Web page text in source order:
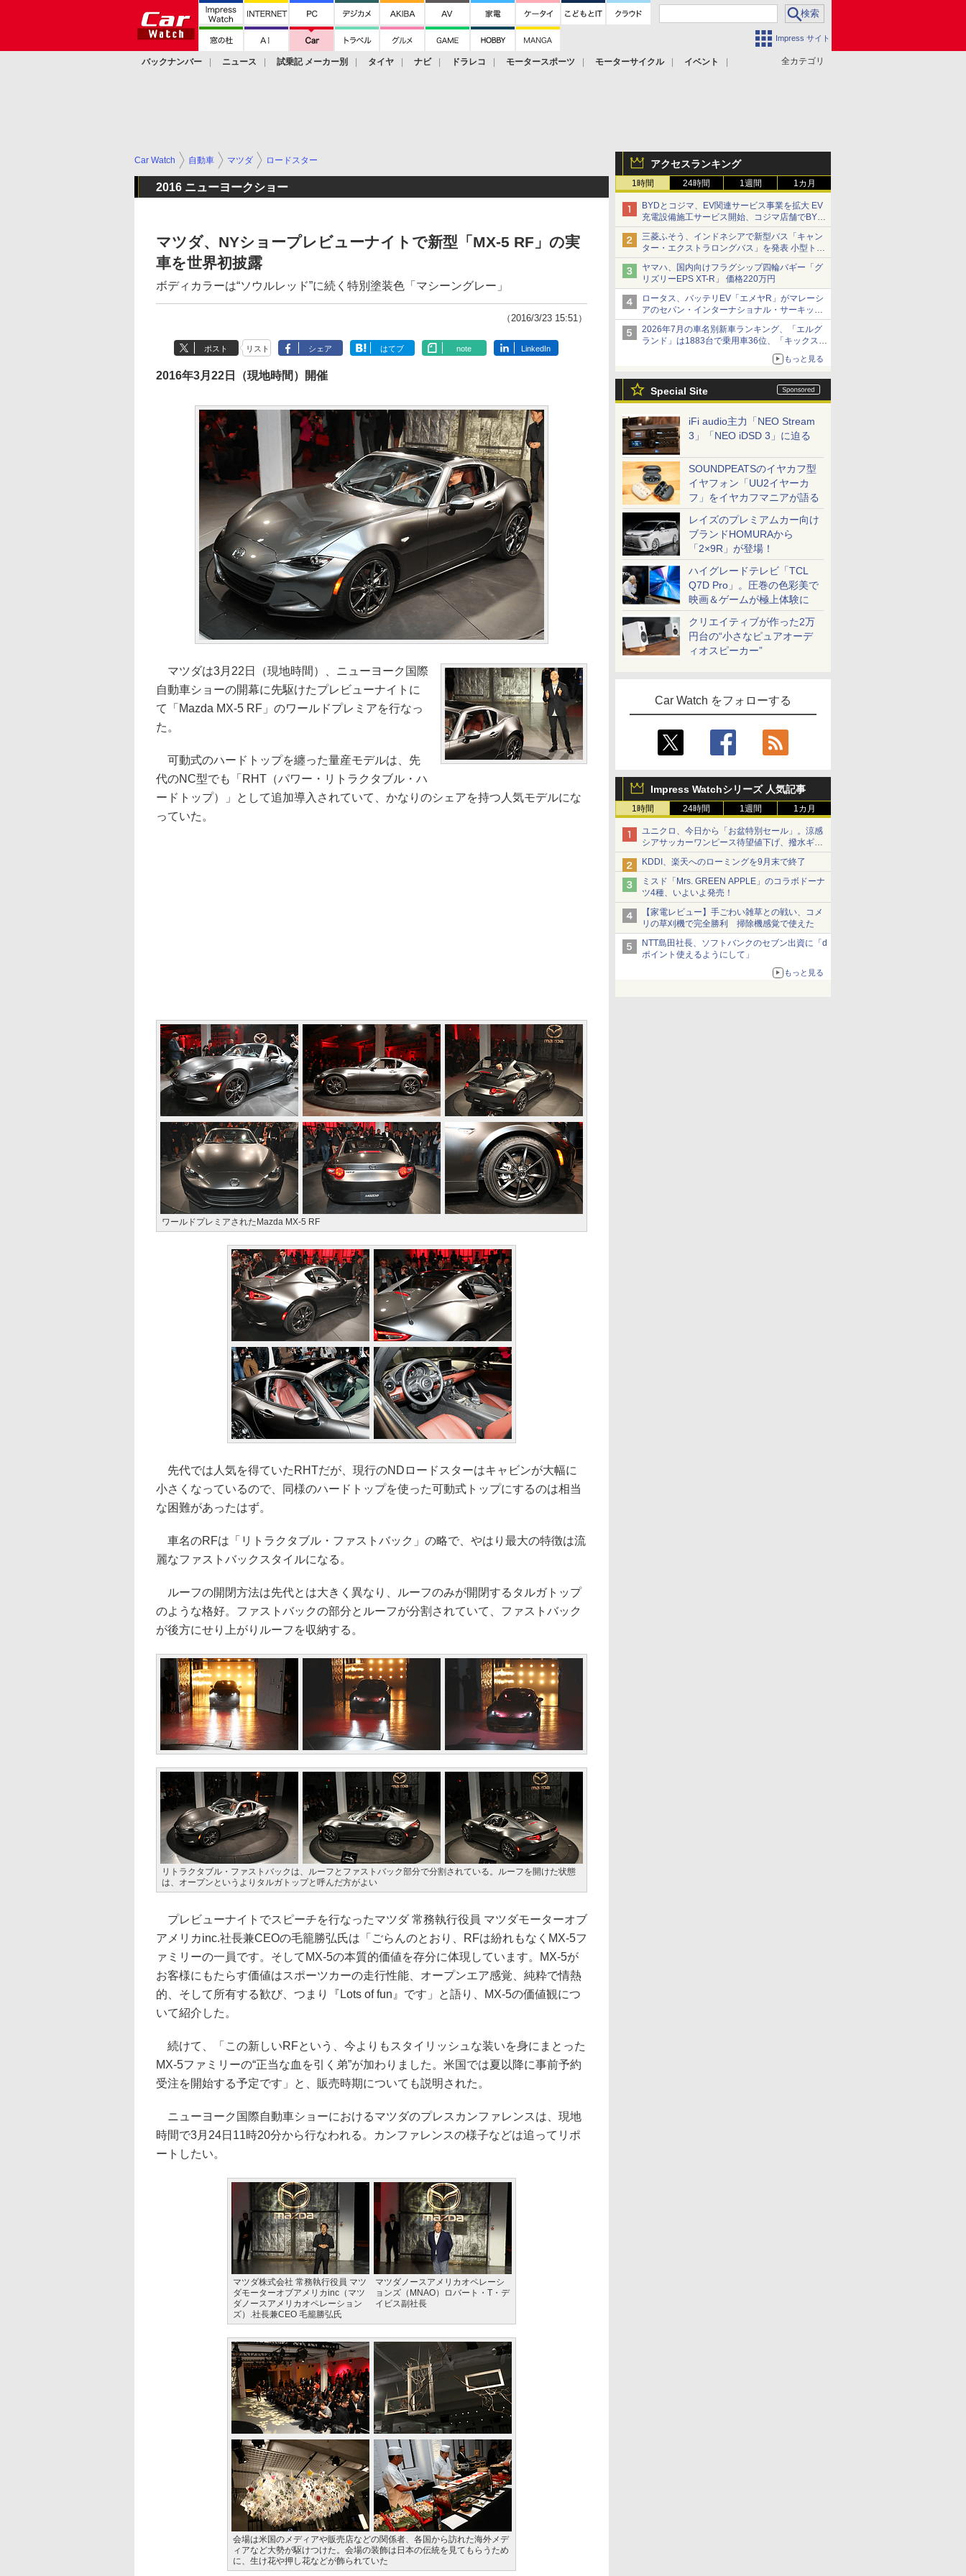
Impress サイト
全カテゴリ
バックナンバー ニュース 試乗記 メーカー別 タイヤ ナビ ドラレコ モータースポーツ モーターサイクル
イベント
アクセスランキング
1時間 24時間 1週間 1カ月
BYDとコジマ、EV関連サービス事業を拡大 EV
充電設備施工サービス開始、コジマ店舗でBYD
車の展示・試乗イベントを強化
三菱ふそう、インドネシアで新型バス「キャン
ター・エクストラロングバス」を発表 小型トラ
ックベースの観光・旅客輸送向けバス
ヤマハ、国内向けフラグシップ四輪バギー「グ
リズリーEPS XT-R」 価格220万円
ロータス、バッテリEV「エメヤR」がマレーシ
アのセパン・インターナショナル・サーキット
のBEV最速タイムを樹立
2026年7月の車名別新車ランキング、「エルグ
ランド」は1883台で乗用車36位、「キックス」
もっと見る
Special Site
iFi audio主力「NEO Stream
3」「NEO iDSD 3」に迫る
SOUNDPEATSのイヤカフ型
イヤフォン「UU2イヤーカ
フ」をイヤカフマニアが語る
レイズのプレミアムカー向け
ブランドHOMURAから
「2×9R」が登場！
ハイグレードテレビ「TCL
Q7D Pro」。圧巻の色彩美で
映画＆ゲームが極上体験に
クリエイティブが作った2万
円台の“小さなピュアオーデ
ィオスピーカー”
Car Watch をフォローする
Impress Watchシリーズ 人気記事
1時間 24時間 1週間 1カ月
ユニクロ、今日から「お盆特別セール」。涼感
シアサッカーワンピース待望値下げ、撥水ギア
ショーツは1990円に
KDDI、楽天へのローミングを9月末で終了
ミスド「Mrs. GREEN APPLE」のコラボドーナ
ツ4種、いよいよ発売！
【家電レビュー】手ごわい雑草との戦い、コメ
リの草刈機で完全勝利 掃除機感覚で使えた
NTT島田社長、ソフトバンクのセブン出資に「d
ポイント使えるようにして」
もっと見る
Car Watch 自動車 マツダ ロードスター
2016 ニューヨークショー
マツダ、NYショープレビューナイトで新型「MX-5 RF」の実
車を世界初披露
ボディカラーは“ソウルレッド”に続く特別塗装色「マシーングレー」
（2016/3/23 15:51）
ポスト リスト シェア はてブ note LinkedIn
2016年3月22日（現地時間）開催
マツダは3月22日（現地時間）、ニューヨーク国際
自動車ショーの開幕に先駆けたプレビューナイトに
て「Mazda MX-5 RF」のワールドプレミアを行なっ
た。
可動式のハードトップを纏った量産モデルは、先
代のNC型でも「RHT（パワー・リトラクタブル・ハ
ードトップ）」として追加導入されていて、かなりのシェアを持つ人気モデルにな
っていた。
ワールドプレミアされたMazda MX-5 RF
先代では人気を得ていたRHTだが、現行のNDロードスターはキャビンが大幅に
小さくなっているので、同様のハードトップを使った可動式トップにするのは相当
な困難があったはず。
車名のRFは「リトラクタブル・ファストバック」の略で、やはり最大の特徴は流
麗なファストバックスタイルになる。
ルーフの開閉方法は先代とは大きく異なり、ルーフのみが開閉するタルガトップ
のような格好。ファストバックの部分とルーフが分割されていて、ファストバック
が後方にせり上がりルーフを収納する。
リトラクタブル・ファストバックは、ルーフとファストバック部分で分割されている。ルーフを開けた状態
は、オープンというよりタルガトップと呼んだ方がよい
プレビューナイトでスピーチを行なったマツダ 常務執行役員 マツダモーターオブ
アメリカinc.社長兼CEOの毛籠勝弘氏は「ごらんのとおり、RFは紛れもなくMX-5フ
ァミリーの一員です。そしてMX-5の本質的価値を存分に体現しています。MX-5が
お客様にもたらす価値はスポーツカーの走行性能、オープンエア感覚、純粋で情熱
的、そして所有する歓び、つまり『Lots of fun』です」と語り、MX-5の価値観につ
いて紹介した。
続けて、「この新しいRFという、今よりもスタイリッシュな装いを身にまとった
MX-5ファミリーの“正当な血を引く弟”が加わりました。米国では夏以降に事前予約
受注を開始する予定です」と、販売時期についても説明された。
ニューヨーク国際自動車ショーにおけるマツダのプレスカンファレンスは、現地
時間で3月24日11時20分から行なわれる。カンファレンスの様子などは追ってリポ
ートしたい。
マツダ株式会社 常務執行役員 マツ
ダモーターオブアメリカinc（マツ
ダノースアメリカオペレーション
ズ）.社長兼CEO 毛籠勝弘氏
マツダノースアメリカオペレーシ
ョンズ（MNAO）ロバート・T・デ
イビス副社長
会場は米国のメディアや販売店などの関係者、各国から訪れた海外メデ
ィアなど大勢が駆けつけた。会場の装飾は日本の伝統を見てもらうため
に、生け花や押し花などが飾られていた